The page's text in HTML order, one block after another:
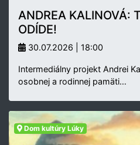
ANDREA KALINOVÁ:
ODÍDE!
30.07.2026 | 18:00
Intermediálny projekt Andrei
osobnej a rodinnej pamäti…
Dom kultúry Lúky